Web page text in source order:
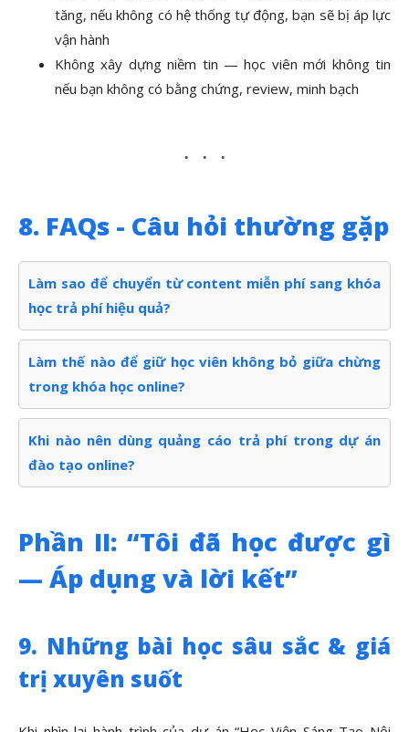
tăng, nếu không có hệ thống tự động, bạn sẽ bị áp lực
vận hành
Không xây dựng niềm tin — học viên mới không tin
nếu bạn không có bằng chứng, review, minh bạch
8. FAQs - Câu hỏi thường gặp
Làm sao để chuyển từ content miễn phí sang khóa
học trả phí hiệu quả?
Làm thế nào để giữ học viên không bỏ giữa chừng
trong khóa học online?
Khi nào nên dùng quảng cáo trả phí trong dự án
đào tạo online?
Phần II: “Tôi đã học được gì
— Áp dụng và lời kết”
9. Những bài học sâu sắc & giá
trị xuyên suốt